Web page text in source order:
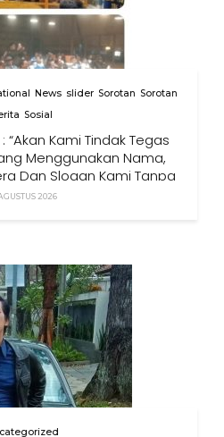
News slider Sorotan Sorotan
Sosial
“Akan Kami Tindak Tegas
Menggunakan Nama,
Dan Slogan Kami Tanpa
Izin” 2026